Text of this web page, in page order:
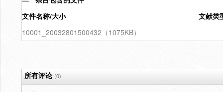
文件名称/大小
文献类
10001_20032801500432（1075KB）
所有评论(0)